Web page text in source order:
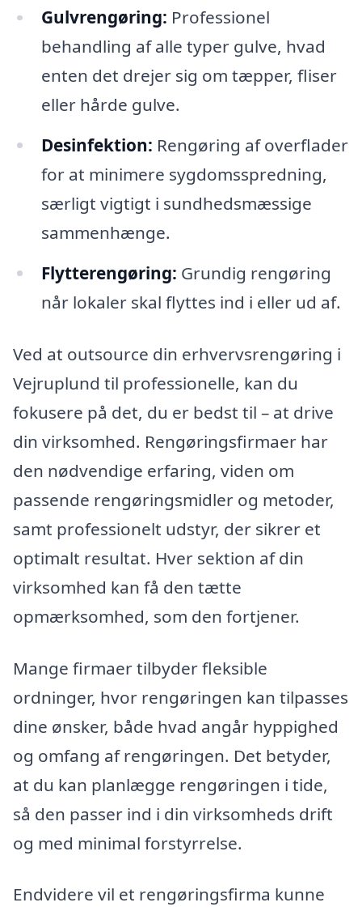
Gulvrengøring: Professionel
behandling af alle typer gulve, hvad
enten det drejer sig om tæpper, fliser
eller hårde gulve.
Desinfektion: Rengøring af overflader
for at minimere sygdomsspredning,
særligt vigtigt i sundhedsmæssige
sammenhænge.
Flytterengøring: Grundig rengøring
når lokaler skal flyttes ind i eller ud af.
Ved at outsource din erhvervsrengøring i
Vejruplund til professionelle, kan du
fokusere på det, du er bedst til – at drive
din virksomhed. Rengøringsfirmaer har
den nødvendige erfaring, viden om
passende rengøringsmidler og metoder,
samt professionelt udstyr, der sikrer et
optimalt resultat. Hver sektion af din
virksomhed kan få den tætte
opmærksomhed, som den fortjener.
Mange firmaer tilbyder fleksible
ordninger, hvor rengøringen kan tilpasses
dine ønsker, både hvad angår hyppighed
og omfang af rengøringen. Det betyder,
at du kan planlægge rengøringen i tide,
så den passer ind i din virksomheds drift
og med minimal forstyrrelse.
Endvidere vil et rengøringsfirma kunne